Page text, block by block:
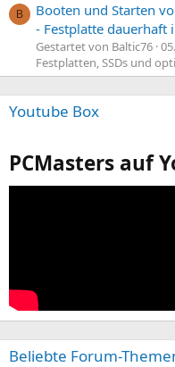
B
Booten und Starten
- Festplatte dauerhaft
Gestartet von Baltic76
Festplatten, SSDs und
Youtube Box
PCMasters auf
Beliebte Forum-